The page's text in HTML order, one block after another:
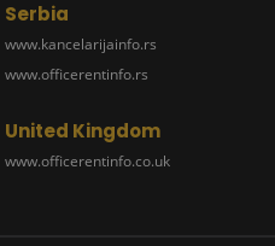
Serbia
www.kancelarijainfo.rs
www.officerentinfo.rs
United Kingdom
www.officerentinfo.co.uk